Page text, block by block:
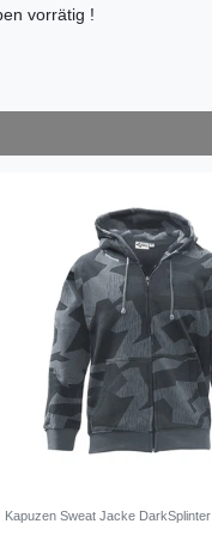
vorrätig !
Kapuzen Sweat Jacke DarkSplinter